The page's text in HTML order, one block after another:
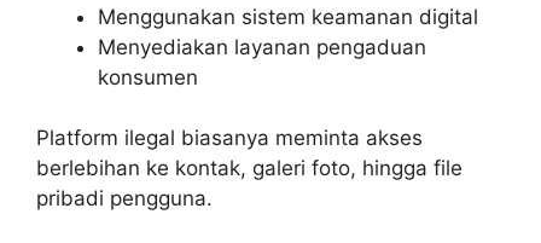
Menggunakan sistem keamanan digital
Menyediakan layanan pengaduan
konsumen
Platform ilegal biasanya meminta akses
berlebihan ke kontak, galeri foto, hingga file
pribadi pengguna.